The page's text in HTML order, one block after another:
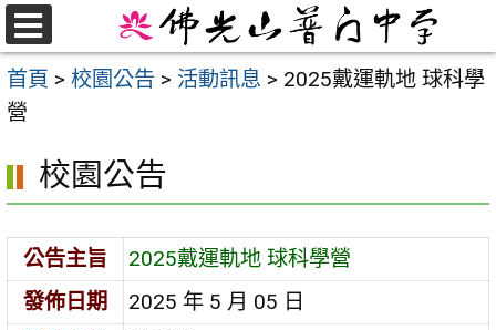
跳
至
主
要
首頁 > 校園公告 > 活動訊息 > 2025戴運軌地 球科學
營
校園公告
公告主旨
2025戴運軌地 球科學營
發佈日期
2025 年 5 月 05 日
選
單